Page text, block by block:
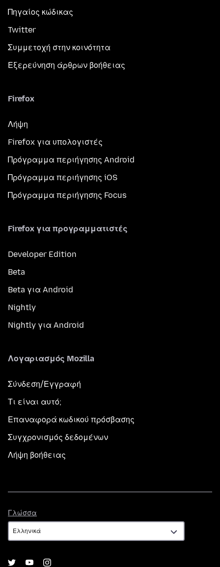
Πηγαίος κώδικας
Twitter
Συμμετοχή στην κοινότητα
Εξερεύνηση άρθρων βοήθειας
Firefox
Λήψη
Firefox για υπολογιστές
Πρόγραμμα περιήγησης Android
Πρόγραμμα περιήγησης iOS
Πρόγραμμα περιήγησης Focus
Firefox για προγραμματιστές
Developer Edition
Beta
Beta για Android
Nightly
Nightly για Android
Λογαριασμός Mozilla
Σύνδεση/Εγγραφή
Τι είναι αυτό;
Επαναφορά κωδικού πρόσβασης
Συγχρονισμός δεδομένων
Λήψη βοήθειας
Γλώσσα